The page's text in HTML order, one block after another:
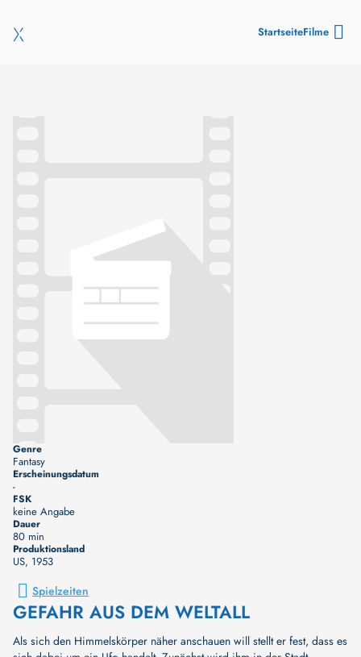
StartseiteFilme
Genre
Fantasy
Erscheinungsdatum
-
FSK
keine Angabe
Dauer
80 min
Produktionsland
US, 1953
Spielzeiten
GEFAHR AUS DEM WELTALL
Als sich den Himmelskörper näher anschauen will stellt er fest, dass es